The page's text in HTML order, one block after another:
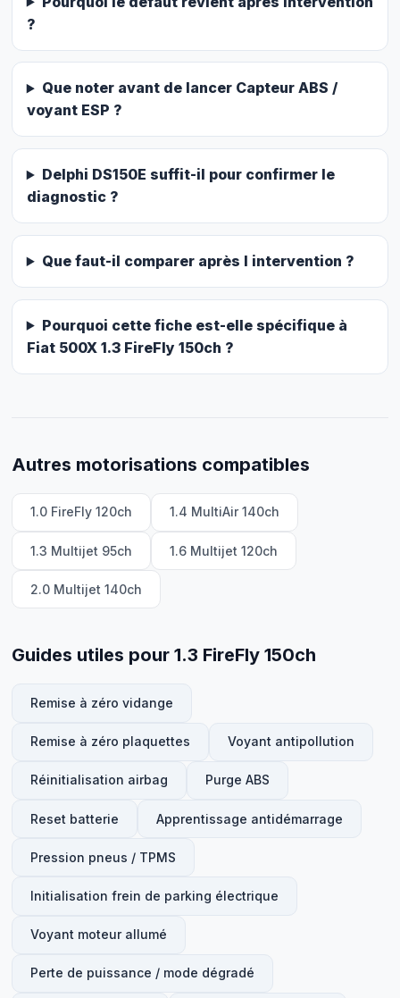
?
Que noter avant de lancer Capteur ABS /
voyant ESP ?
Delphi DS150E suffit-il pour confirmer le
diagnostic ?
Que faut-il comparer après l intervention ?
Pourquoi cette fiche est-elle spécifique à
Fiat 500X 1.3 FireFly 150ch ?
Autres motorisations compatibles
1.0 FireFly 120ch 1.4 MultiAir 140ch
1.3 Multijet 95ch 1.6 Multijet 120ch
2.0 Multijet 140ch
Guides utiles pour 1.3 FireFly 150ch
Remise à zéro vidange
Remise à zéro plaquettes Voyant antipollution
Réinitialisation airbag Purge ABS
Reset batterie Apprentissage antidémarrage
Pression pneus / TPMS
Initialisation frein de parking électrique
Voyant moteur allumé
Perte de puissance / mode dégradé